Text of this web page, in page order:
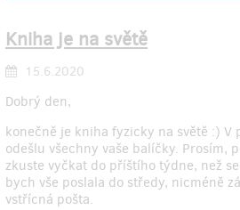
Kniha je na světě
15.6.2020
Dobrý den,
konečně je kniha fyzicky na světě :)
odešlu všechny vaše balíčky. Prosím,
zkuste vyčkat do příštího týdne, než
bych vše poslala do středy, nicméně
vstřícná pošta.